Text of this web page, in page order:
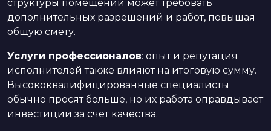
структуры помещений может требовать
дополнительных разрешений и работ, повышая
общую смету.
Услуги профессионалов: опыт и репутация
исполнителей также влияют на итоговую сумму.
Высококвалифицированные специалисты
обычно просят больше, но их работа оправдывает
инвестиции за счет качества.